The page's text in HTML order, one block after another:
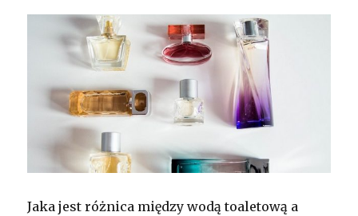
Jaka jest różnica między wodą toaletową a